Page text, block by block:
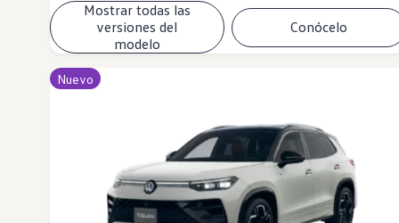
Mostrar todas las
versiones del
modelo
Conócelo
Nuevo